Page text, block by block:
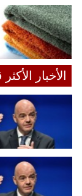
الأخبار